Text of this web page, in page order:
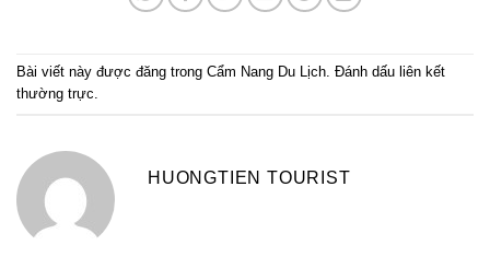
Bài viết này được đăng trong Cẩm Nang Du Lịch . Đánh dấu liên kết
thường trực
HUONGTIEN TOURIST